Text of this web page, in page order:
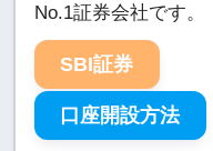
No.1証券会社です。
SBI証券
口座開設方法